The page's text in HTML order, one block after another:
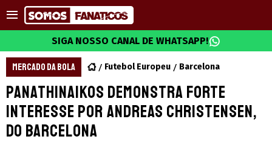
SIGA NOSSO CANAL DE WHATSAPP!
MERCADO DA BOLA Futebol Europeu Barcelona
Panathinaikos demonstra forte
interesse por Andreas Christensen,
do Barcelona